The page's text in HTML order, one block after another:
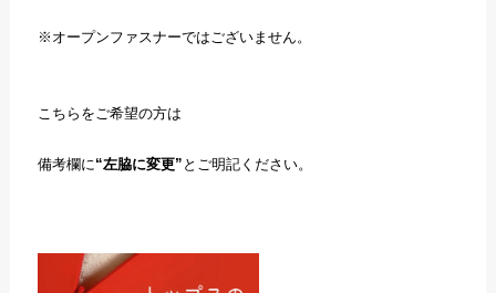
※オープンファスナーではございません。
こちらをご希望の方は
備考欄に“左脇に変更” とご明記ください。